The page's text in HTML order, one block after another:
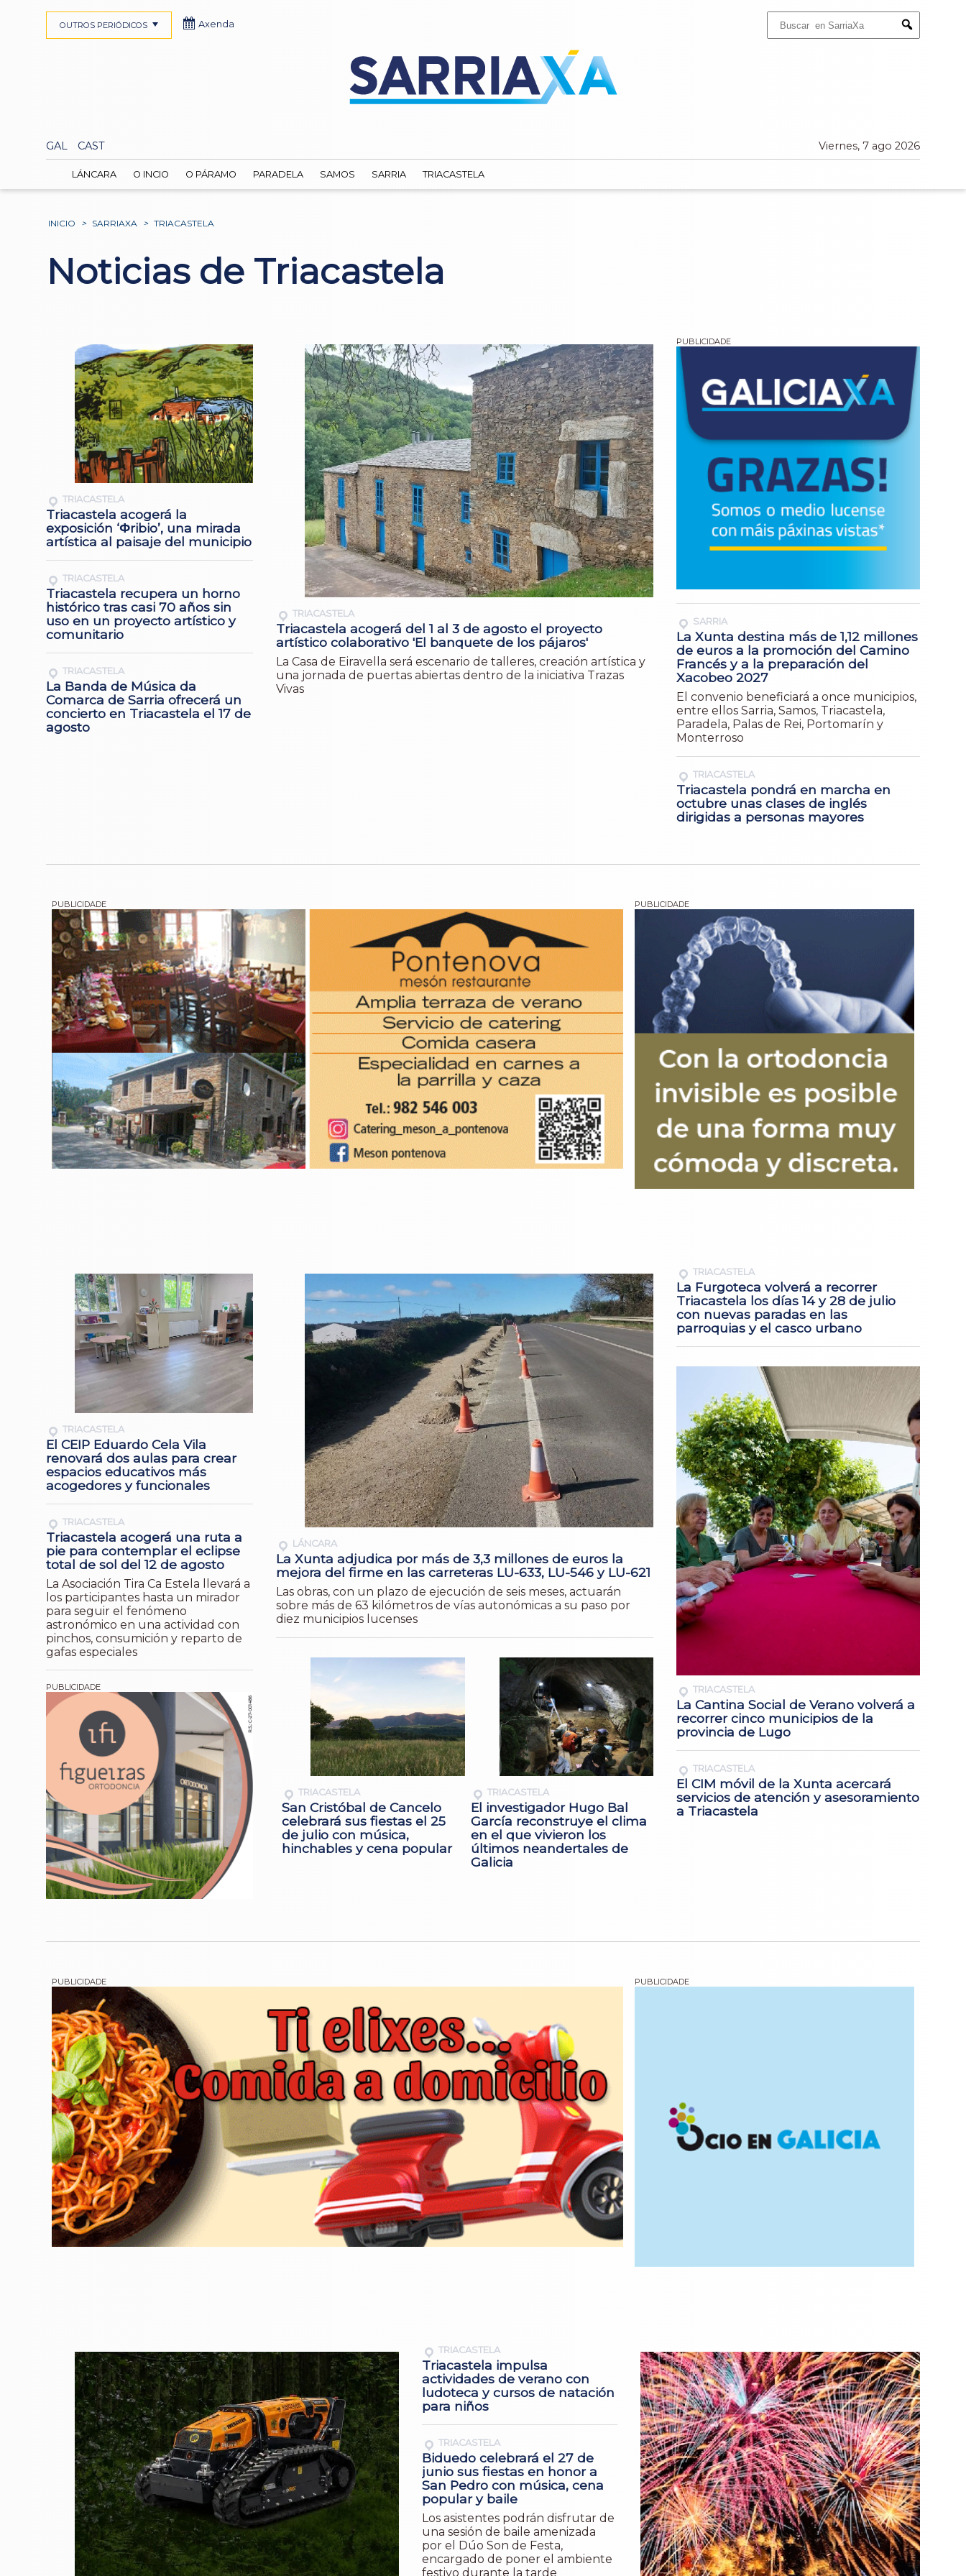
Submit
GAL CAST Viernes, 7 ago 2026
OUTROS PERIÓDICOS Axenda
LÁNCARA O INCIO O PÁRAMO PARADELA SAMOS SARRIA TRIACASTELA
INICIO > SARRIAXA > TRIACASTELA
Noticias de Triacastela
TRIACASTELA
Triacastela acogerá la
exposición ‘Φribio’, una mirada
artística al paisaje del municipio
TRIACASTELA
Triacastela recupera un horno
histórico tras casi 70 años sin
uso en un proyecto artístico y
comunitario
TRIACASTELA
La Banda de Música da
Comarca de Sarria ofrecerá un
concierto en Triacastela el 17 de
agosto
TRIACASTELA
Triacastela acogerá del 1 al 3 de agosto el proyecto
artístico colaborativo 'El banquete de los pájaros'
La Casa de Eiravella será escenario de talleres, creación artística y
una jornada de puertas abiertas dentro de la iniciativa Trazas
Vivas
SARRIA
La Xunta destina más de 1,12 millones
de euros a la promoción del Camino
Francés y a la preparación del
Xacobeo 2027
El convenio beneficiará a once municipios,
entre ellos Sarria, Samos, Triacastela,
Paradela, Palas de Rei, Portomarín y
Monterroso
TRIACASTELA
Triacastela pondrá en marcha en
octubre unas clases de inglés
dirigidas a personas mayores
TRIACASTELA
El CEIP Eduardo Cela Vila
renovará dos aulas para crear
espacios educativos más
acogedores y funcionales
TRIACASTELA
Triacastela acogerá una ruta a
pie para contemplar el eclipse
total de sol del 12 de agosto
La Asociación Tira Ca Estela llevará a
los participantes hasta un mirador
para seguir el fenómeno
astronómico en una actividad con
pinchos, consumición y reparto de
gafas especiales
LÁNCARA
La Xunta adjudica por más de 3,3 millones de euros la
mejora del firme en las carreteras LU-633, LU-546 y LU-621
Las obras, con un plazo de ejecución de seis meses, actuarán
sobre más de 63 kilómetros de vías autonómicas a su paso por
diez municipios lucenses
TRIACASTELA
San Cristóbal de Cancelo
celebrará sus fiestas el 25
de julio con música,
hinchables y cena popular
TRIACASTELA
El investigador Hugo Bal
García reconstruye el clima
en el que vivieron los
últimos neandertales de
Galicia
TRIACASTELA
La Furgoteca volverá a recorrer
Triacastela los días 14 y 28 de julio
con nuevas paradas en las
parroquias y el casco urbano
TRIACASTELA
La Cantina Social de Verano volverá a
recorrer cinco municipios de la
provincia de Lugo
TRIACASTELA
El CIM móvil de la Xunta acercará
servicios de atención y asesoramiento
a Triacastela
TRIACASTELA
Triacastela impulsa
actividades de verano con
ludoteca y cursos de natación
para niños
TRIACASTELA
Biduedo celebrará el 27 de
junio sus fiestas en honor a
San Pedro con música, cena
popular y baile
Los asistentes podrán disfrutar de
una sesión de baile amenizada
por el Dúo Son de Festa,
encargado de poner el ambiente
festivo durante la tarde